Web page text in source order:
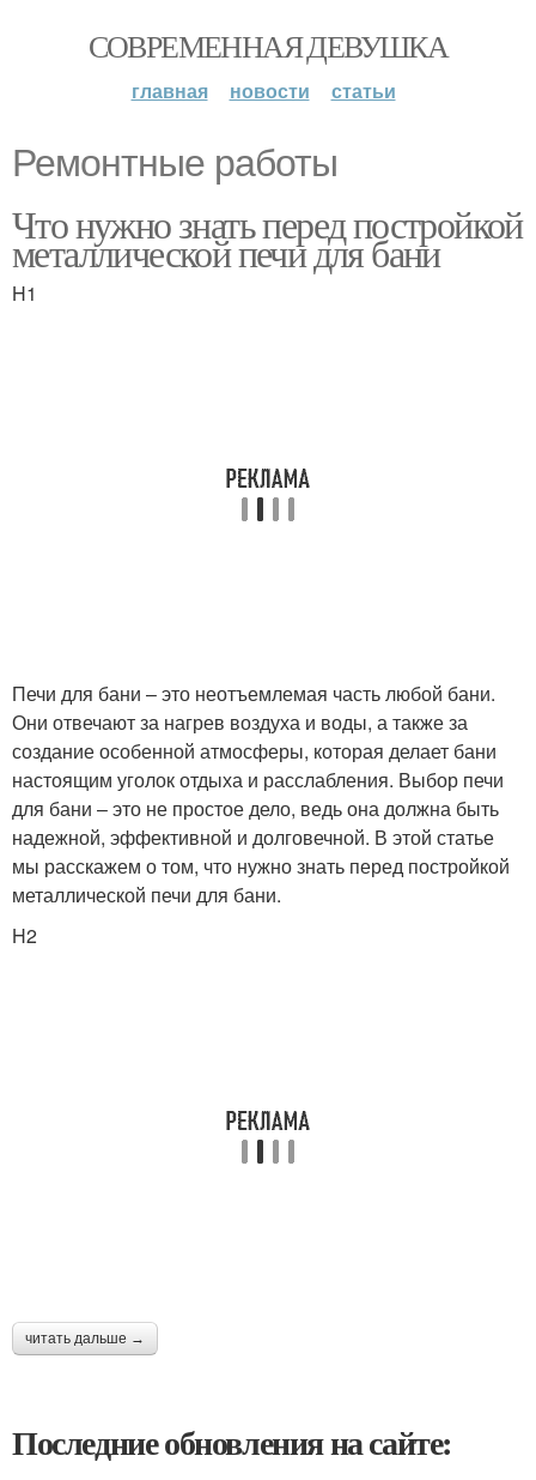
СОВРЕМЕННАЯ ДЕВУШКА
главная новости статьи
Ремонтные работы
Что нужно знать перед постройкой
металлической печи для бани
H1
Печи для бани – это неотъемлемая часть любой бани.
Они отвечают за нагрев воздуха и воды, а также за
создание особенной атмосферы, которая делает бани
настоящим уголок отдыха и расслабления. Выбор печи
для бани – это не простое дело, ведь она должна быть
надежной, эффективной и долговечной. В этой статье
мы расскажем о том, что нужно знать перед постройкой
металлической печи для бани.
H2
читать дальше →
Последние обновления на сайте: